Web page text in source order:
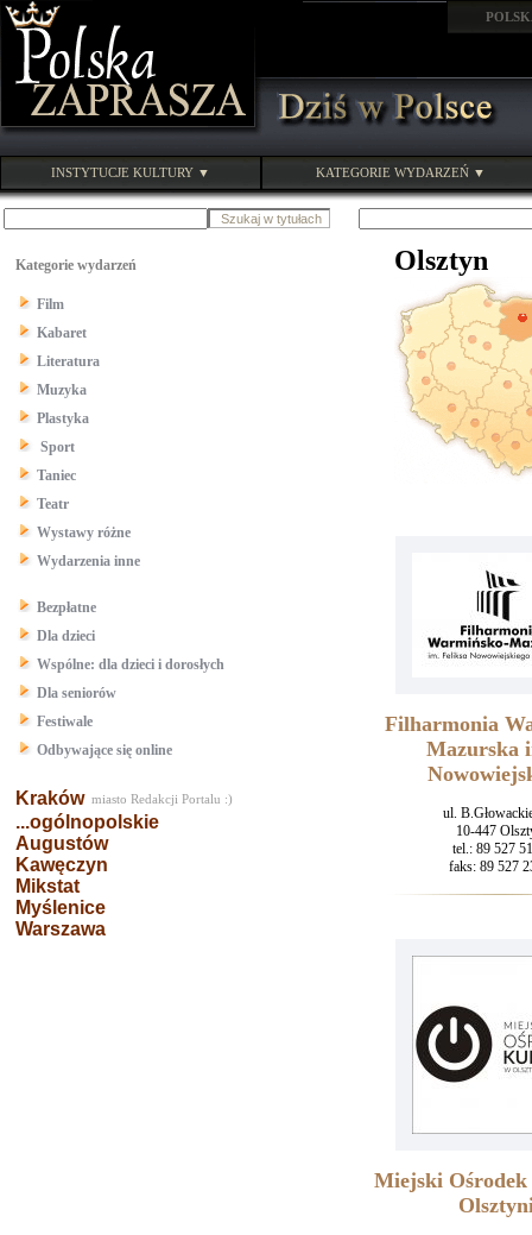
INSTYTUCJE KULTURY ▼ KATEGORIE WYDARZEŃ ▼
Kategorie wydarzeń
Film
Kabaret
Literatura
Muzyka
Plastyka
Sport
Taniec
Teatr
Wystawy różne
Wydarzenia inne
Bezpłatne
Dla dzieci
Wspólne: dla dzieci i dorosłych
Dla seniorów
Festiwale
Odbywające się online
Kraków miasto Redakcji Portalu :)
...ogólnopolskie
Augustów
Kawęczyn
Mikstat
Myślenice
Warszawa
Olsztyn
Filharmonia
Mazurska
ul.
10-447
tel.: 89 527
faks: 89 527
Miejski